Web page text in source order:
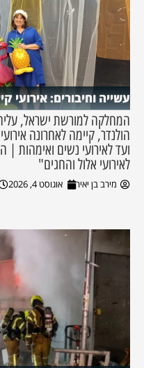
עשייה וחיבורים: אירועי
המחלקה למורשת ישראל,
הולנדר, קיימה לאחרונה
ועד לאירועי נשים ואימהות
לאירועי אלול והחגים"
מירב בן יאיר אוגוסט 4, 2026